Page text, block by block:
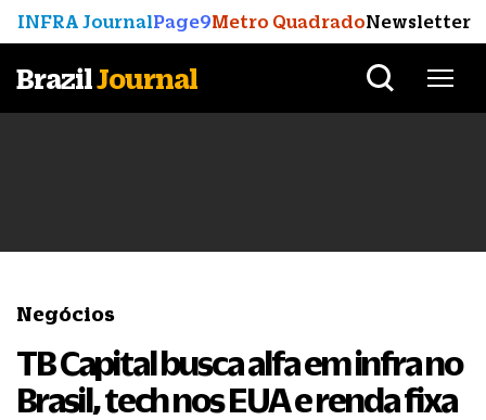
INFRA JournalPage9Metro QuadradoNewsletter
BrazilJournal
Negócios
TB Capital busca alfa em infra no
Brasil, tech nos EUA e renda fixa